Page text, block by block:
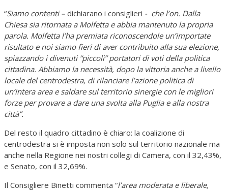
“Siamo contenti – dichiarano i consiglieri - che l’on. Dalla
Chiesa sia ritornata a Molfetta e abbia mantenuto la propria
parola. Molfetta l’ha premiata riconoscendole un’importate
risultato e noi siamo fieri di aver contribuito alla sua elezione,
spiazzando idivenuti “piccoli” portatori di voti della politica
cittadina. Abbiamo la necessità, dopo la vittoria anche a livello
locale del centrodestra, di rilanciare l’azione politica di
un’intera area e saldare sul territorio sinergie con le migliori
forze per provare a dare una svolta alla Puglia e alla nostra
città”.
Del resto il quadro cittadino è chiaro: la coalizione di
centrodestra si è imposta non solo sul territorio nazionale ma
anche nella Regione nei nostri collegi di Camera, con il 32,43%,
e Senato, con il 32,69%.
Il Consigliere Binetti commenta “l’area moderata e liberale,